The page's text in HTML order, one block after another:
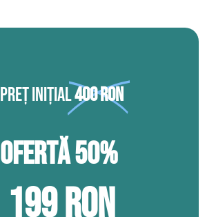
Preț inițial400 RON
OFERTĂ 50%
199 RON